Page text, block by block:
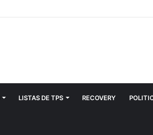
LISTAS DE TPS RECOVERY